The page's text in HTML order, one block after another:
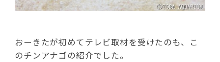
おーきたが初めてテレビ取材を受けたのも、こ
のチンアナゴの紹介でした。